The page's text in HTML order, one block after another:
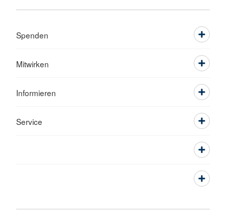
Spenden
Mitwirken
Informieren
Service